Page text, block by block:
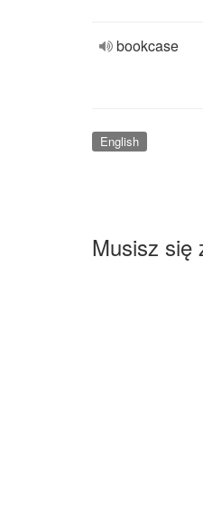
bookcase
English
Musisz się